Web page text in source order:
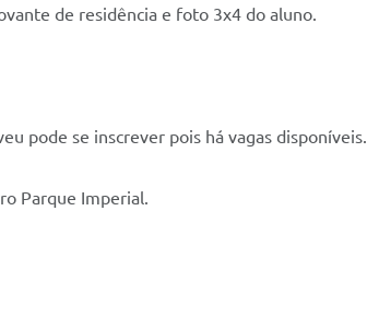
de residência e foto 3x4 do aluno.
pode se inscrever pois há vagas disponíveis.
Parque Imperial.